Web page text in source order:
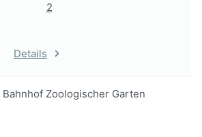
2
Details
Bahnhof Zoologischer Garten